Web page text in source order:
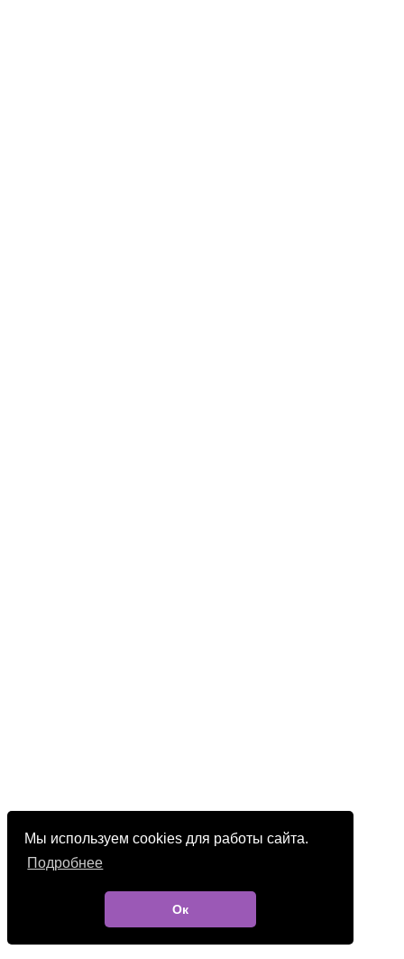
Мы используем cookies для работы сайта.
Подробнее
Ок